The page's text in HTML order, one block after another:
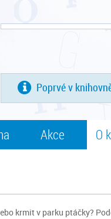
Poprvé v
Akce O
krmit v parku ptáčky?